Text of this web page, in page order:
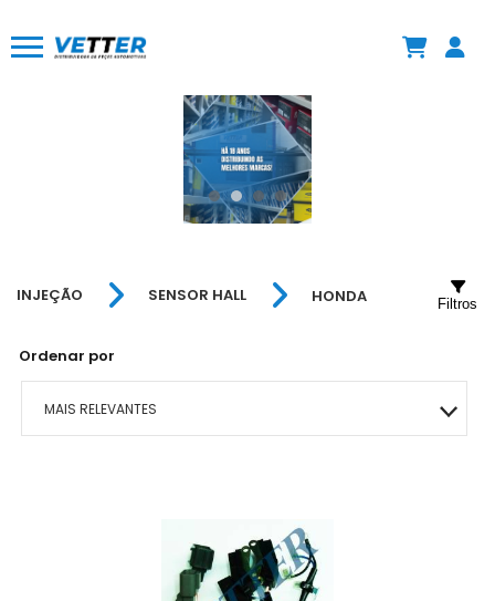
INJEÇÃO SENSOR HALL HONDA
Ordenar por
MAIS RELEVANTES
Filtros